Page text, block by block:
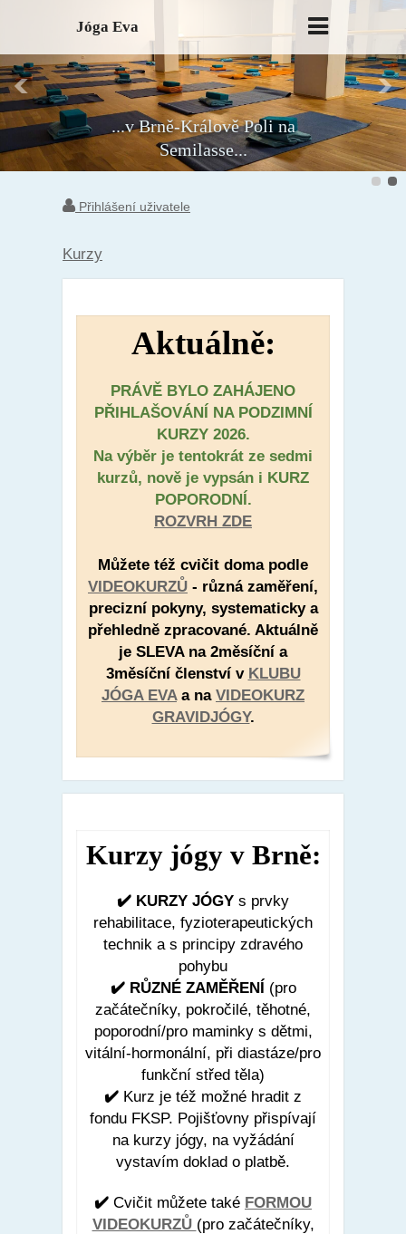
...v Brně-Králově Poli na
Semilasse...
Jóga Eva
Přihlášení uživatele
Kurzy
Aktuálně:
PRÁVĚ BYLO ZAHÁJENO
PŘIHLAŠOVÁNÍ NA PODZIMNÍ
KURZY 2026.
Na výběr je tentokrát ze sedmi
kurzů, nově je vypsán i KURZ
POPORODNÍ.
ROZVRH ZDE
Můžete též cvičit doma podle
VIDEOKURZŮ - různá zaměření,
precizní pokyny, systematicky a
přehledně zpracované. Aktuálně
je SLEVA na 2měsíční a
3měsíční členství v KLUBU
JÓGA EVAa na VIDEOKURZ
GRAVIDJÓGY.
Kurzy jógy v Brně:
✔️ KURZY JÓGY s prvky
rehabilitace, fyzioterapeutických
technik a s principy zdravého
pohybu
✔️ RŮZNÉ ZAMĚŘENÍ (pro
začátečníky, pokročilé, těhotné,
poporodní/pro maminky s dětmi,
vitální-hormonální, při diastáze/pro
funkční střed těla)
✔️ Kurz je též možné hradit z
fondu FKSP. Pojišťovny přispívají
na kurzy jógy, na vyžádání
vystavím doklad o platbě.
✔️ Cvičit můžete také FORMOU
VIDEOKURZŮ (pro začátečníky,